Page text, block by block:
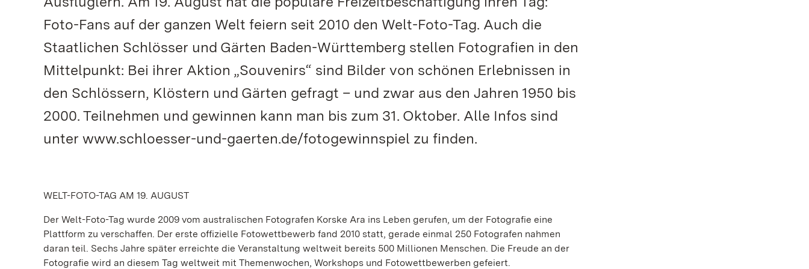
Foto-Fans auf der ganzen Welt feiern seit 2010 den Welt-Foto-Tag. Auch die
Staatlichen Schlösser und Gärten Baden-Württemberg stellen Fotografien in den
Mittelpunkt: Bei ihrer Aktion „Souvenirs“ sind Bilder von schönen Erlebnissen in
den Schlössern, Klöstern und Gärten gefragt – und zwar aus den Jahren 1950 bis
2000. Teilnehmen und gewinnen kann man bis zum 31. Oktober. Alle Infos sind
unter www.schloesser-und-gaerten.de/fotogewinnspiel zu finden.
WELT-FOTO-TAG AM 19. AUGUST
Der Welt-Foto-Tag wurde 2009 vom australischen Fotografen Korske Ara ins Leben gerufen, um der Fotografie eine
Plattform zu verschaffen. Der erste offizielle Fotowettbewerb fand 2010 statt, gerade einmal 250 Fotografen nahmen
daran teil. Sechs Jahre später erreichte die Veranstaltung weltweit bereits 500 Millionen Menschen. Die Freude an der
Fotografie wird an diesem Tag weltweit mit Themenwochen, Workshops und Fotowettbewerben gefeiert.